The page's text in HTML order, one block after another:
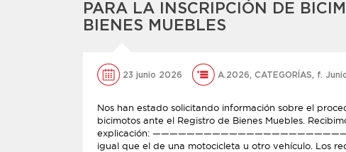
PARA LA INSCRIPCIÓN DE
BIENES MUEBLES
23 junio 2026 A.2026, CATEGORÍAS, f.
Nos han estado solicitando información sobre el
bicimotos ante el Registro de Bienes Muebles.
explicación:
igual que el de una motocicleta u otro vehículo. Los